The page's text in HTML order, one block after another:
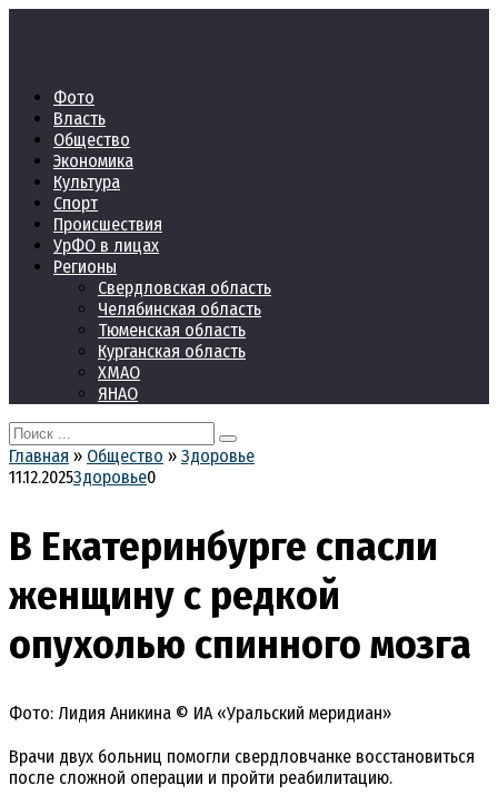
Фото
Власть
Общество
Экономика
Культура
Спорт
Происшествия
УрФО в лицах
Регионы
Свердловская область
Челябинская область
Тюменская область
Курганская область
ХМАО
ЯНАО
Search
for:
Главная » Общество » Здоровье
11.12.2025Здоровье0
В Екатеринбурге спасли
женщину с редкой
опухолью спинного мозга
Фото: Лидия Аникина © ИА «Уральский меридиан»
Врачи двух больниц помогли свердловчанке восстановиться
после сложной операции и пройти реабилитацию.